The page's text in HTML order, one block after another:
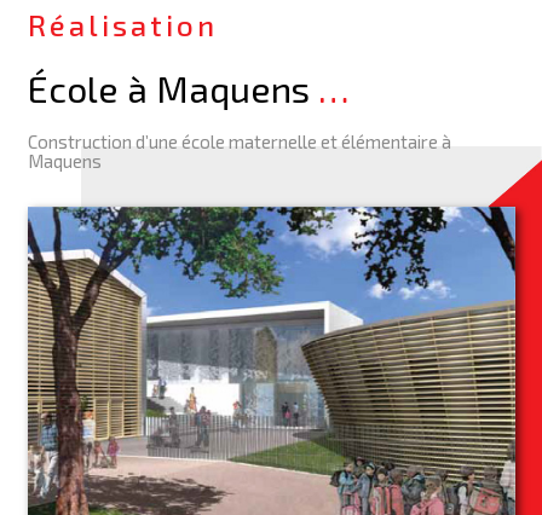
Réalisation
École à Maquens …
Construction d’une école maternelle et élémentaire à
Maquens